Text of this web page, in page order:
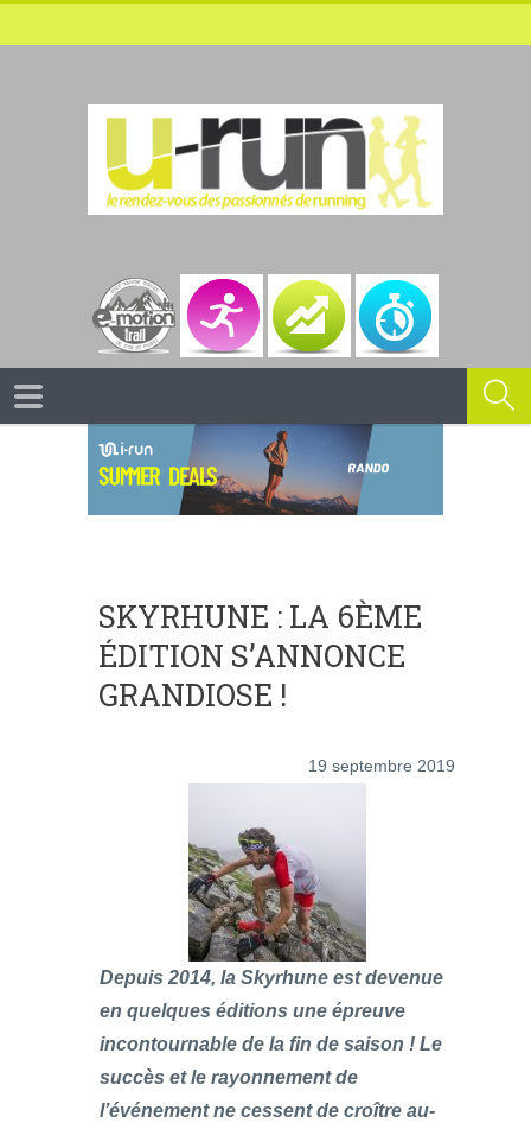
SKYRHUNE : LA 6ÈME
ÉDITION S’ANNONCE
GRANDIOSE !
19 septembre 2019
Depuis 2014, la Skyrhune est devenue
en quelques éditions une épreuve
incontournable de la fin de saison ! Le
succès et le rayonnement de
l’événement ne cessent de croître au-